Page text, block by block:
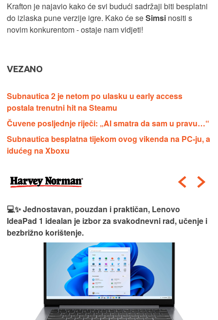
Krafton je najavio kako će svi budući sadržaji biti besplatni
do izlaska pune verzije igre. Kako će seSimsi nositi s
novim konkurentom - ostaje nam vidjeti!
VEZANO
Subnautica 2 je netom po ulasku u early access
postala trenutni hit na Steamu
Čuvene posljednje riječi: „AI smatra da sam u pravu…“
Subnautica besplatna tijekom ovog vikenda na PC-ju, a
idućeg na Xboxu
💻✨ Jednostavan, pouzdan i praktičan, Lenovo
IdeaPad 1 idealan je izbor za svakodnevni rad, učenje i
bezbrižno korištenje.